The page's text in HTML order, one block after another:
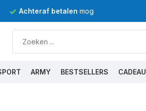
Achteraf betalen mogelijk
ARMY BESTSELLERS CADEAU